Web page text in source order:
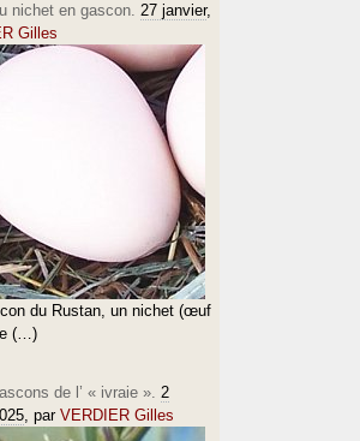
nichet en gascon. 27 janvier,
Gilles
du Rustan, un nichet (œuf
(…)
de l’ « ivraie ». 2
, par VERDIER Gilles